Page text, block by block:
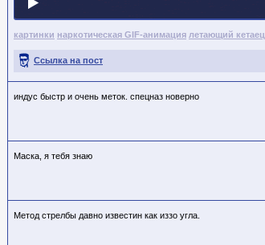
картинки наркотическая GIF-анимация летающий кетаец
Ссылка на пост
индус быстр и очень меток. спецназ новерно
Маска, я тебя знаю
Метод стрелбы давно известин как иззо угла.